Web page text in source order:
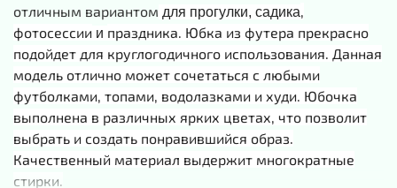
отличным вариантом для прогулки, садика,
фотосессии и праздника. Юбка из футера прекрасно
подойдет для круглогодичного использования. Данная
модель отлично может сочетаться с любыми
футболками, топами, водолазками и худи. Юбочка
выполнена в различных ярких цветах, что позволит
выбрать и создать понравившийся образ.
Качественный материал выдержит многократные
стирки.